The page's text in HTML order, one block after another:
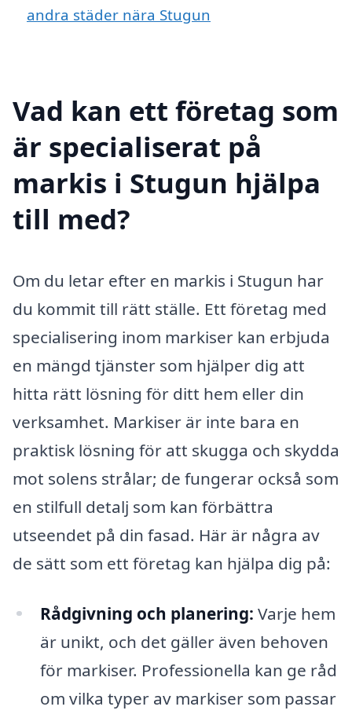
andra städer nära Stugun
Vad kan ett företag som
är specialiserat på
markis i Stugun hjälpa
till med?
Om du letar efter en markis i Stugun har
du kommit till rätt ställe. Ett företag med
specialisering inom markiser kan erbjuda
en mängd tjänster som hjälper dig att
hitta rätt lösning för ditt hem eller din
verksamhet. Markiser är inte bara en
praktisk lösning för att skugga och skydda
mot solens strålar; de fungerar också som
en stilfull detalj som kan förbättra
utseendet på din fasad. Här är några av
de sätt som ett företag kan hjälpa dig på:
Rådgivning och planering: Varje hem
är unikt, och det gäller även behoven
för markiser. Professionella kan ge råd
om vilka typer av markiser som passar